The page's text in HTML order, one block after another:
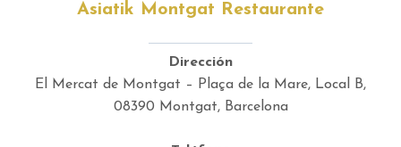
Asiatik Montgat Restaurante
Dirección
El Mercat de Montgat – Plaça de la Mare, Local B,
08390 Montgat, Barcelona